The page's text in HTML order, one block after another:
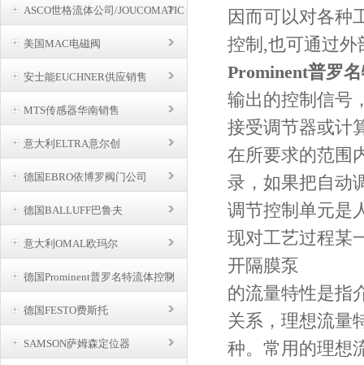
BUSCHJOST
ASCO世格流体公司/JOUCOMATIC
美国MAC电磁阀
安士能EUCHNER供应销售
MTS传感器华南销售
意大利ELTRA意尔创
德国EBRO依博罗阀门公司
德国BALLUFF巴鲁夫
意大利OMAL欧玛尔
德国Prominent普罗名特流体控制
德国FESTO费斯托
SAMSON萨姆森定位器
因而可以对各种
控制,也可通过
Prominent普罗
输出的控制信号
接受调节器或计
在所要求的范围
录，如果把自动
调节控制单元是
现对工艺过程某
开隔膜泵
的流量特性是指
关系，理想流量
种。常用的理想